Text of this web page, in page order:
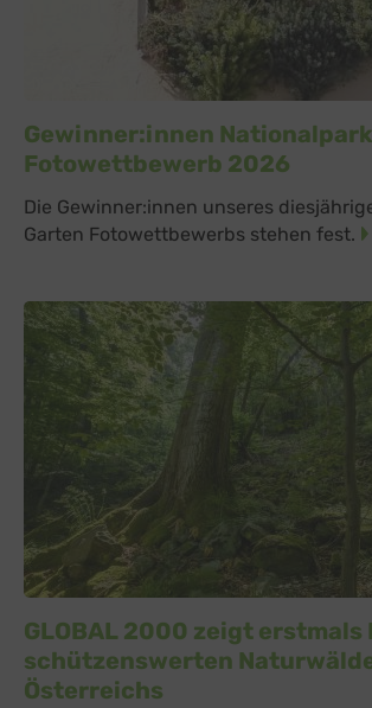
Gewinner:innen
Fotowettbewerb 2026
Die Gewinner:innen unseres
Garten Fotowettbewerbs stehen fest.
GLOBAL 2000 zeigt erstmals
schützenswerten
Österreichs